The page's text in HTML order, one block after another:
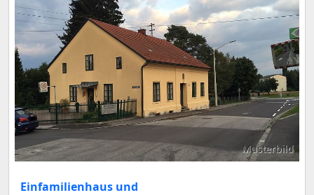
Musterbild
Einfamilienhaus und